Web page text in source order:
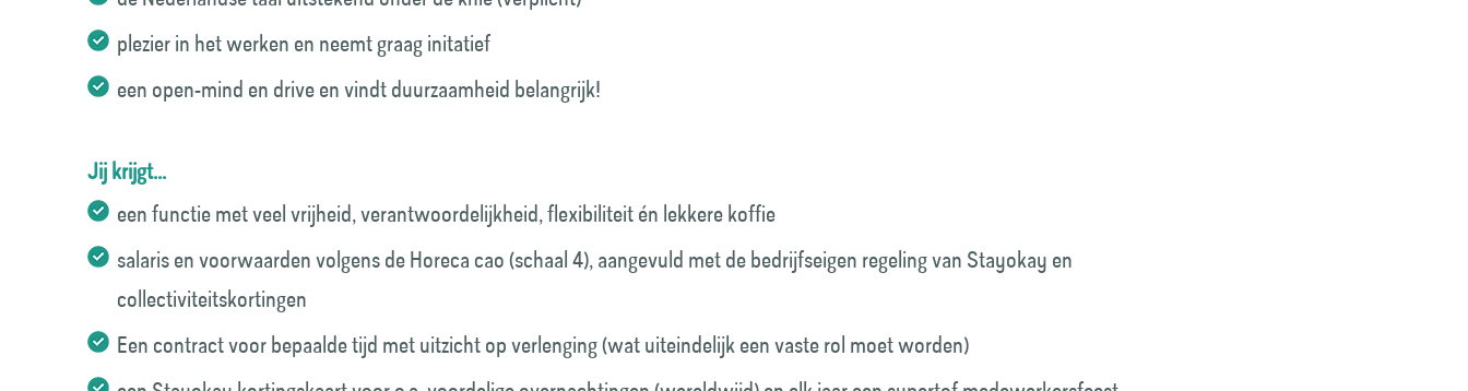
plezier in het werken en neemt graag initatief
een open-mind en drive en vindt duurzaamheid belangrijk!
Jij krijgt...
een functie met veel vrijheid, verantwoordelijkheid, flexibiliteit én lekkere koffie
salaris en voorwaarden volgens de Horeca cao (schaal 4), aangevuld met de bedrijfseigen regeling van Stayokay en
collectiviteitskortingen
Een contract voor bepaalde tijd met uitzicht op verlenging (wat uiteindelijk een vaste rol moet worden)